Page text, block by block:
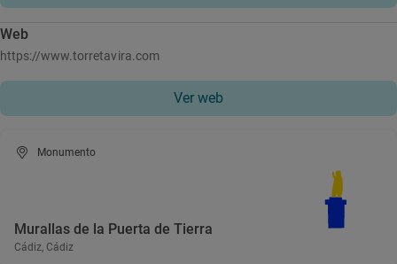
Web
https://www.torretavira.com
Ver web
Monumento
Murallas de la Puerta de Tierra
Cádiz, Cádiz